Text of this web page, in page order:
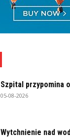
Szpital przypomina
05-08-2026
Wytchnienie nad